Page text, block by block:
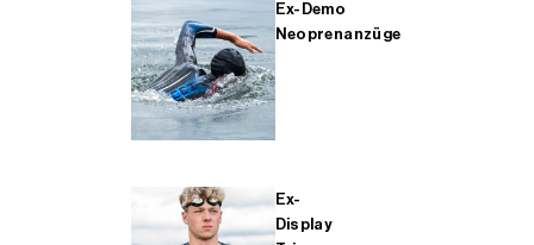
Ex-Demo
Neoprenanzüge
Ex-
Display